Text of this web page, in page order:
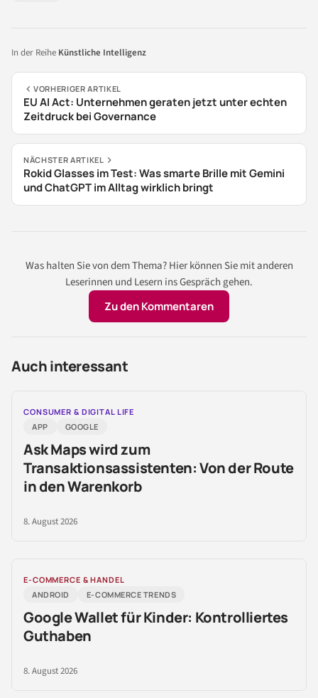
In der Reihe Künstliche Intelligenz
VORHERIGER ARTIKEL
EU AI Act: Unternehmen geraten jetzt unter echten
Zeitdruck bei Governance
NÄCHSTER ARTIKEL
Rokid Glasses im Test: Was smarte Brille mit Gemini
und ChatGPT im Alltag wirklich bringt
Was halten Sie von dem Thema? Hier können Sie mit anderen
Leserinnen und Lesern ins Gespräch gehen.
Zu den Kommentaren
Auch interessant
CONSUMER & DIGITAL LIFE
APP
GOOGLE
Ask Maps wird zum
Transaktionsassistenten: Von der Route
in den Warenkorb
8. August 2026
E-COMMERCE & HANDEL
ANDROID
E-COMMERCE TRENDS
Google Wallet für Kinder: Kontrolliertes
Guthaben
8. August 2026